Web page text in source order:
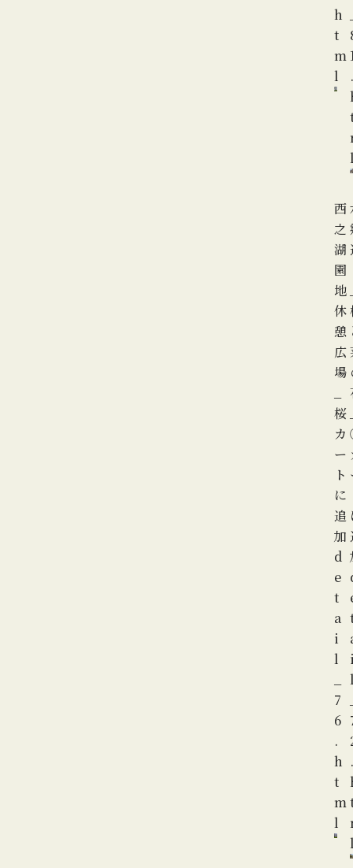
h
t
m
l
.
西
之
湖
園
地
休
憩
広
場
桜
カ
ー
ト
に
追
加
d
e
t
a
i
l
7
6
.
h
t
m
l
.